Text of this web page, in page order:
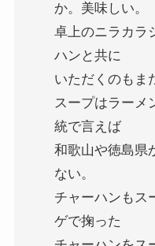
か。美味しい。
卓上のニラカラ
ハンと共に
いただくのもま
スープはラーメ
統で言えば
和歌山や徳島県
ない。
チャーハンもス
ゲで掬った